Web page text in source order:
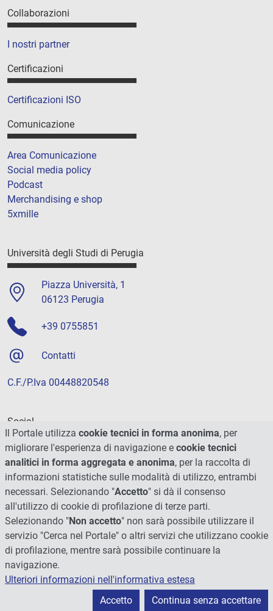
Collaborazioni
I nostri partner
Certificazioni
Certificazioni ISO
Comunicazione
Area Comunicazione
Social media policy
Podcast
Merchandising e shop
5xmille
Università degli Studi di Perugia
Piazza Università, 1
06123 Perugia
+39 0755851
Contatti
C.F./P.Iva 00448820548
Social
© 2026 - Università degli Studi di Perugia
Il Portale utilizza cookie tecnici in forma anonima, per
migliorare l'esperienza di navigazione e cookie tecnici
analitici in forma aggregata e anonima, per la raccolta di
informazioni statistiche sulle modalità di utilizzo, entrambi
necessari. Selezionando "Accetto" si dà il consenso
all'utilizzo di cookie di profilazione di terze parti.
Selezionando "Non accetto" non sarà possibile utilizzare il
servizio "Cerca nel Portale" o altri servizi che utilizzano cookie
di profilazione, mentre sarà possibile continuare la
navigazione.
Ulteriori informazioni nell'informativa estesa
Accetto
Continua senza accettare